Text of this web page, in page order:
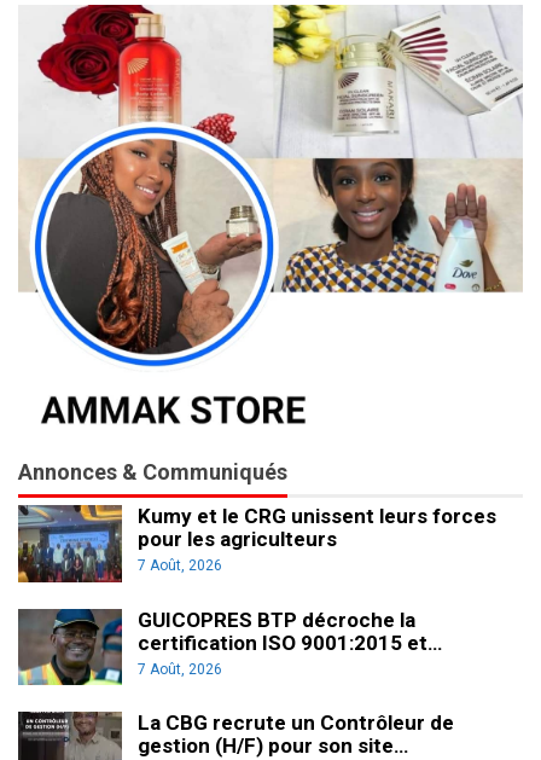
Annonces & Communiqués
Kumy et le CRG unissent leurs forces
pour les agriculteurs
7 Août, 2026
GUICOPRES BTP décroche la
certification ISO 9001:2015 et…
7 Août, 2026
La CBG recrute un Contrôleur de
gestion (H/F) pour son site…